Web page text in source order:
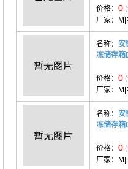
价格： 0
厂家： M|
名称： 安
冻储存箱
价格： 0
厂家： M|
名称： 安
冻储存箱
价格： 0
厂家： M|